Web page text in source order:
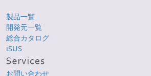
製品一覧
開発元一覧
総合カタログ
iSUS
お問い合わせ